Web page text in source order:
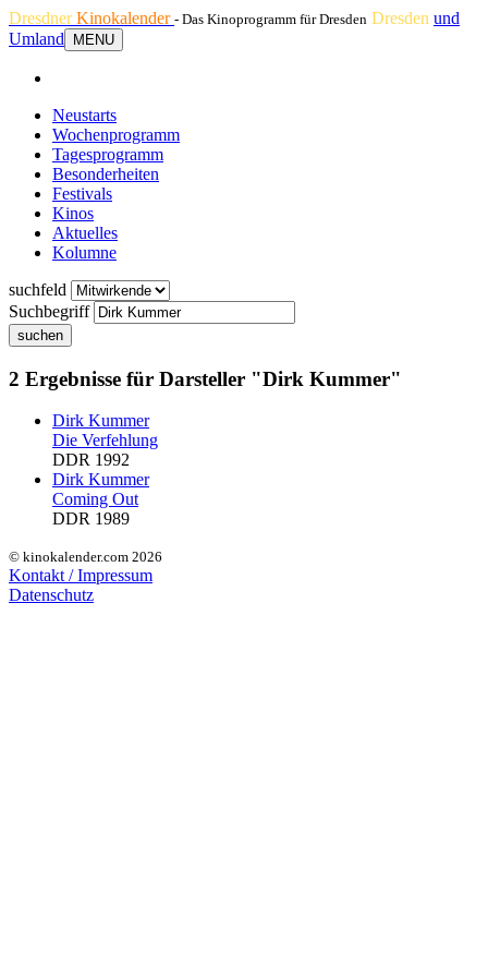
DresdnerKinokalender - Das Kinoprogramm für Dresden Dresden und
Umland
MENU
Neustarts
Wochenprogramm
Tagesprogramm
Besonderheiten
Festivals
Kinos
Aktuelles
Kolumne
suchfeld
Suchbegriff
suchen
2 Ergebnisse für Darsteller "Dirk Kummer"
Dirk Kummer
Die Verfehlung
DDR 1992
Dirk Kummer
Coming Out
DDR 1989
© kinokalender.com 2026
Kontakt / Impressum
Datenschutz